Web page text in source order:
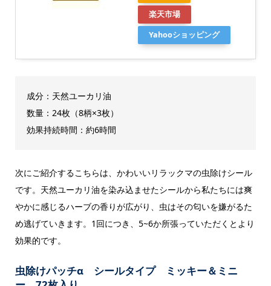
楽天市場
Yahooショッピング
成分：天然ユーカリ油
数量：24枚（8柄×3枚）
効果持続時間：約6時間
次にご紹介するこちらは、かわいいリラックマの虫除けシール
です。天然ユーカリ油を染み込ませたシールから私たちには爽
やかに感じるハーブの香りが広がり、虫はその匂いを嫌がるた
め逃げていきます。1回につき、5~6か所張っていただくとより
効果的です。
虫除けパッチα シールタイプ ミッキー＆ミニ